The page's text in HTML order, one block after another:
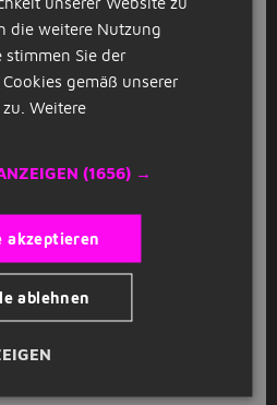
(m/w/d)
Zentrum
& Co. KG Augsburg (6km)
Hochschule
die weitere Nutzung
stimmen Sie der
gemäß unserer
Weitere
(1656) →
akzeptieren
ablehnen